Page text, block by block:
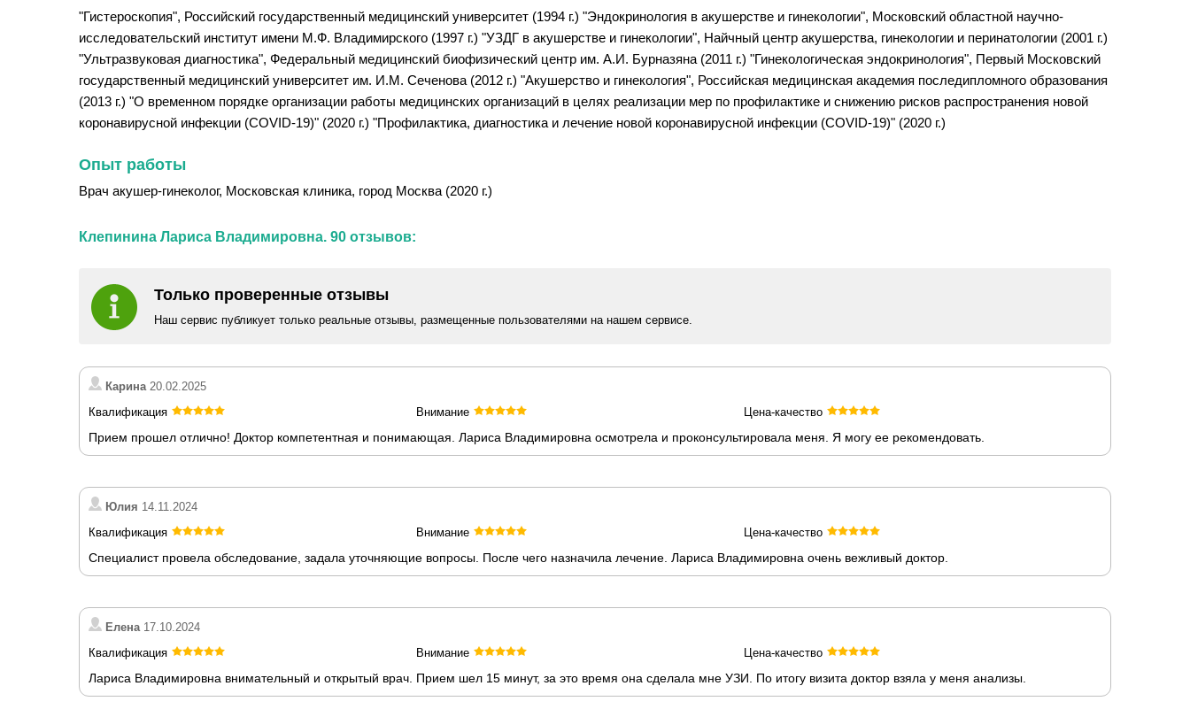
"Гистероскопия", Российский государственный медицинский университет (1994 г.) "Эндокринология в акушерстве и гинекологии", Московский областной научно-
исследовательский институт имени М.Ф. Владимирского (1997 г.) "УЗДГ в акушерстве и гинекологии", Найчный центр акушерства, гинекологии и перинатологии (2001 г.)
"Ультразвуковая диагностика", Федеральный медицинский биофизический центр им. А.И. Бурназяна (2011 г.) "Гинекологическая эндокринология", Первый Московский
государственный медицинский университет им. И.М. Сеченова (2012 г.) "Акушерство и гинекология", Российская медицинская академия последипломного образования
(2013 г.) "О временном порядке организации работы медицинских организаций в целях реализации мер по профилактике и снижению рисков распространения новой
коронавирусной инфекции (COVID-19)" (2020 г.) "Профилактика, диагностика и лечение новой коронавирусной инфекции (COVID-19)" (2020 г.)
Опыт работы
Врач акушер-гинеколог, Московская клиника, город Москва (2020 г.)
Клепинина Лариса Владимировна. 90 отзывов:
Только проверенные отзывы
Наш сервис публикует только реальные отзывы, размещенные пользователями на нашем сервисе.
Карина20.02.2025
Квалификация
Внимание Цена-качество
Прием прошел отлично! Доктор компетентная и понимающая. Лариса Владимировна осмотрела и проконсультировала меня. Я могу ее рекомендовать.
Юлия 14.11.2024
Квалификация
Внимание Цена-качество
Специалист провела обследование, задала уточняющие вопросы. После чего назначила лечение. Лариса Владимировна очень вежливый доктор.
Елена17.10.2024
Квалификация
Внимание Цена-качество
Лариса Владимировна внимательный и открытый врач. Прием шел 15 минут, за это время она сделала мне УЗИ. По итогу визита доктор взяла у меня анализы.